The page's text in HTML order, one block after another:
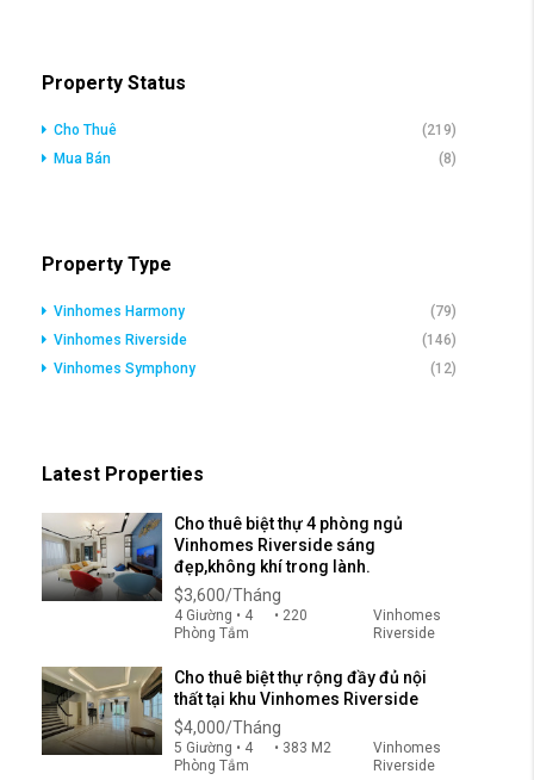
Property Status
Cho Thuê
(219)
Mua Bán
(8)
Property Type
Vinhomes Harmony
(79)
Vinhomes Riverside
(146)
Vinhomes Symphony
(12)
Latest Properties
Cho thuê biệt thự 4 phòng ngủ
Vinhomes Riverside sáng
đẹp,không khí trong lành.
$3,600/Tháng
4 Giường • 4
Phòng Tắm
• 220
Vinhomes
Riverside
Cho thuê biệt thự rộng đầy đủ nội
thất tại khu Vinhomes Riverside
$4,000/Tháng
5 Giường • 4
Phòng Tắm
• 383 M2
Vinhomes
Riverside